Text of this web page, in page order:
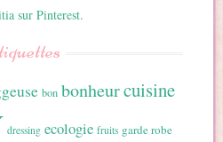
sur Pinterest.
bon bonheurcuisine
dressing ecologie fruits garde robe